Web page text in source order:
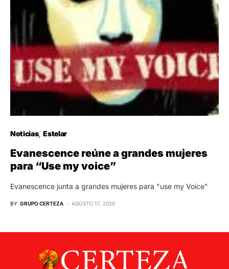
Noticias Estelar
Evanescence reúne a grandes mujeres
para “Use my voice”
Evanescence junta a grandes mujeres para "use my Voice"
BY GRUPO CERTEZA AGOSTO 17, 2020